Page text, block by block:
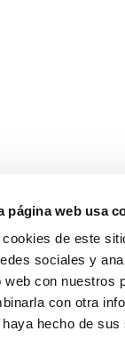
página web usa
cookies de este
sociales y
web con nuestros
con otra
haya hecho de